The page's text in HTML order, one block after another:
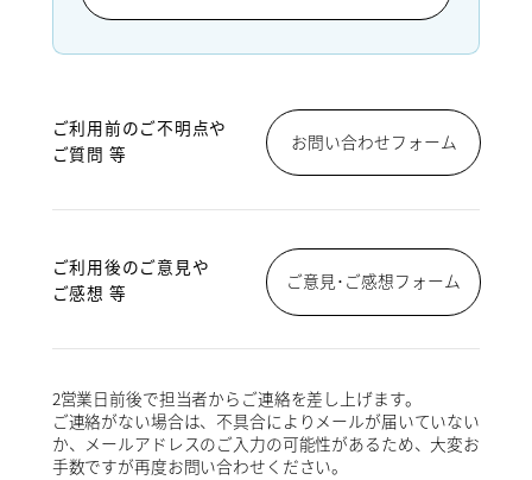
ご利用前のご不明点や
ご質問 等
お問い合わせフォーム
ご利用後のご意見や
ご感想 等
ご意見･ご感想フォーム
2営業日前後で担当者からご連絡を差し上げます。
ご連絡がない場合は、不具合によりメールが届いていない
か、メールアドレスのご入力の可能性があるため、大変お
手数ですが再度お問い合わせください。